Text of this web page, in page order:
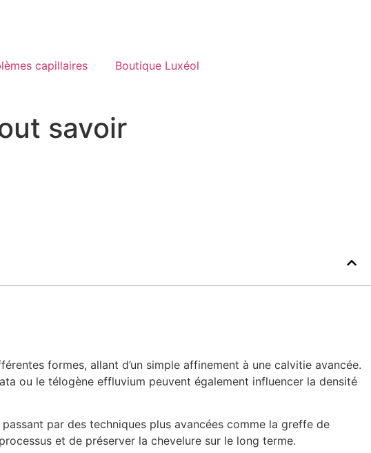
capillaires Boutique Luxéol
savoir
formes, allant d’un simple affinement à une calvitie avancée.
ou le télogène effluvium peuvent également influencer la densité
par des techniques plus avancées comme la greffe de
et de préserver la chevelure sur le long terme.